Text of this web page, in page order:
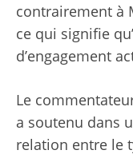
contrairement à
ce qui signifie
d’engagement
Le
a soutenu dans
relation entre le